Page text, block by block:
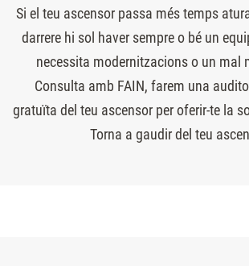
Si el teu ascensor passa més temps
darrere hi sol haver sempre o bé un
necessita modernitzacions o un mal
Consulta amb FAIN, farem una
gratuïta del teu ascensor per oferir-te la
Torna a gaudir del teu